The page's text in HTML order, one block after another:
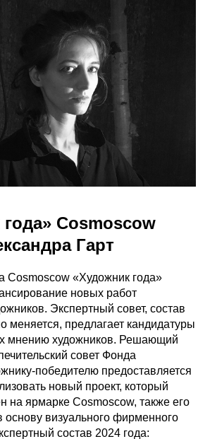
Cosmoscow
Гарт
Cosmoscow «Художник года»
новых работ
Экспертный совет, состав
меняется, предлагает кандидатуры
мнению художников. Решающий
совет Фонда
победителю предоставляется
новый проект, который
на ярмарке Cosmoscow, также его
основу визуального фирменного
состав 2024 года: